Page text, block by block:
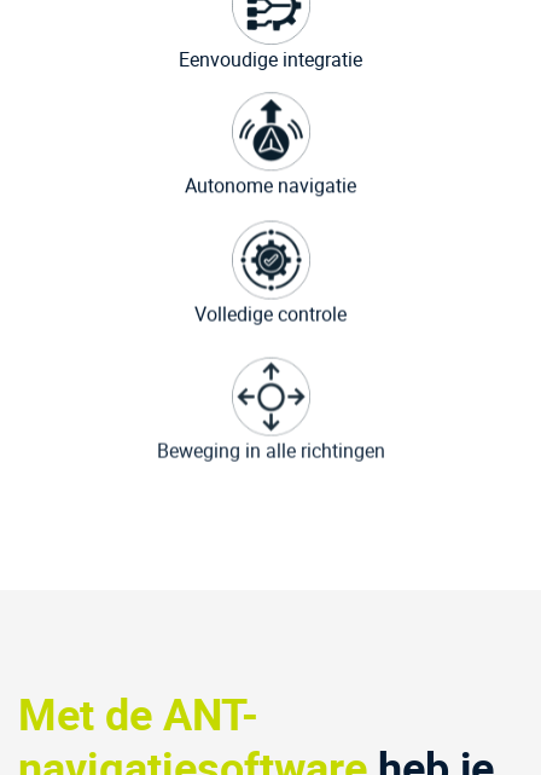
Eenvoudige integratie
Autonome navigatie
Volledige controle
Beweging in alle richtingen
Met de ANT-